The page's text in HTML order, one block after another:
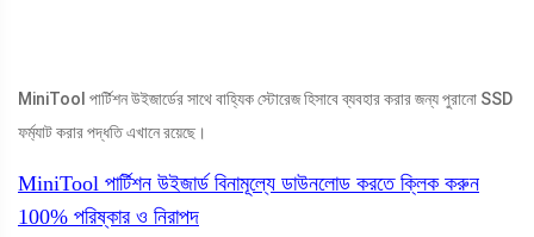
MiniTool পার্টিশন উইজার্ডের সাথে বাহ্যিক স্টোরেজ হিসাবে ব্যবহার করার জন্য পুরানো SSD
ফর্ম্যাট করার পদ্ধতি এখানে রয়েছে।
MiniTool পার্টিশন উইজার্ড বিনামূল্যে ডাউনলোড করতে ক্লিক করুন
100% পরিষ্কার ও নিরাপদ